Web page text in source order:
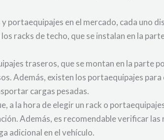
portaequipajes en el mercado, cada uno
racks de techo, que se instalan en la
traseros, que se montan en la parte
Además, existen los portaequipajes
cargas pesadas.
a la hora de elegir un rack o
Además, es recomendable verificar
adicional en el vehículo.